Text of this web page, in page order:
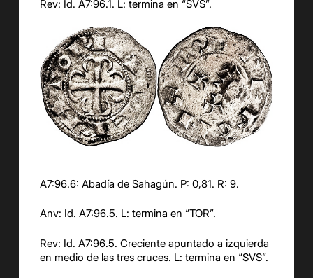
Rev: Id. A7:96.1. L: termina en “SVS”.
A7:96.6: Abadía de Sahagún. P: 0,81. R: 9.
Anv: Id. A7:96.5. L: termina en “TOR”.
Rev: Id. A7:96.5. Creciente apuntado a izquierda
en medio de las tres cruces. L: termina en “SVS”.